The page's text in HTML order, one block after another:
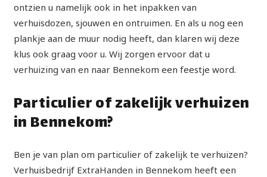
ontzien u namelijk ook in het inpakken van
verhuisdozen, sjouwen en ontruimen. En als u nog een
plankje aan de muur nodig heeft, dan klaren wij deze
klus ook graag voor u. Wij zorgen ervoor dat u
verhuizing van en naar Bennekom een feestje word.
Particulier of zakelijk verhuizen
in Bennekom?
Ben je van plan om particulier of zakelijk te verhuizen?
Verhuisbedrijf ExtraHanden in Bennekom heeft een